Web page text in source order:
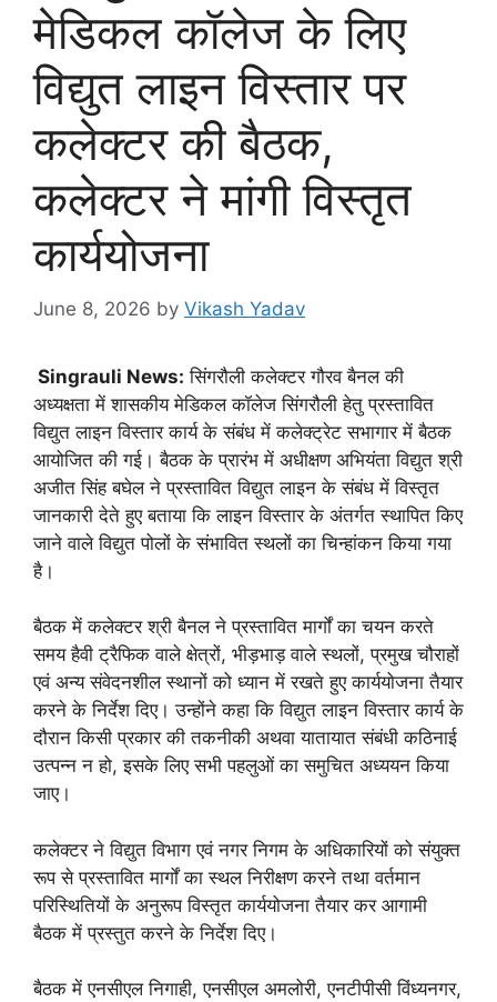
मेडिकल कॉलेज के लिए
विद्युत लाइन विस्तार पर
कलेक्टर की बैठक,
कलेक्टर ने मांगी विस्तृत
कार्ययोजना
June 8, 2026 by Vikash Yadav
Singrauli News: सिंगरौली कलेक्टर गौरव बैनल की
अध्यक्षता में शासकीय मेडिकल कॉलेज सिंगरौली हेतु प्रस्तावित
विद्युत लाइन विस्तार कार्य के संबंध में कलेक्ट्रेट सभागार में बैठक
आयोजित की गई। बैठक के प्रारंभ में अधीक्षण अभियंता विद्युत श्री
अजीत सिंह बघेल ने प्रस्तावित विद्युत लाइन के संबंध में विस्तृत
जानकारी देते हुए बताया कि लाइन विस्तार के अंतर्गत स्थापित किए
जाने वाले विद्युत पोलों के संभावित स्थलों का चिन्हांकन किया गया
है।
बैठक में कलेक्टर श्री बैनल ने प्रस्तावित मार्गों का चयन करते
समय हैवी ट्रैफिक वाले क्षेत्रों, भीड़भाड़ वाले स्थलों, प्रमुख चौराहों
एवं अन्य संवेदनशील स्थानों को ध्यान में रखते हुए कार्ययोजना तैयार
करने के निर्देश दिए। उन्होंने कहा कि विद्युत लाइन विस्तार कार्य के
दौरान किसी प्रकार की तकनीकी अथवा यातायात संबंधी कठिनाई
उत्पन्न न हो, इसके लिए सभी पहलुओं का समुचित अध्ययन किया
जाए।
कलेक्टर ने विद्युत विभाग एवं नगर निगम के अधिकारियों को संयुक्त
रूप से प्रस्तावित मार्गों का स्थल निरीक्षण करने तथा वर्तमान
परिस्थितियों के अनुरूप विस्तृत कार्ययोजना तैयार कर आगामी
बैठक में प्रस्तुत करने के निर्देश दिए।
बैठक में एनसीएल निगाही, एनसीएल अमलोरी, एनटीपीसी विंध्यनगर,